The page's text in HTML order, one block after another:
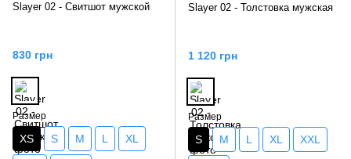
Slayer 02 - Свитшот мужской
830 грн
Размер
XS S M L XL
Slayer 02 - Толстовка мужская
1 120 грн
Размер
S M L XL XXL